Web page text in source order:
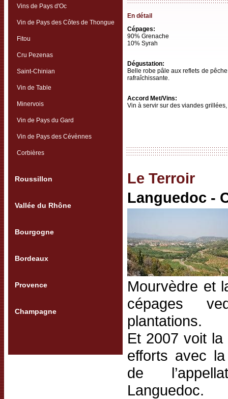
Vins de Pays d'Oc
Vin de Pays des Côtes de Thongue
Fitou
Cru Pezenas
Saint-Chinian
Vin de Table
Minervois
Vin de Pays du Gard
Vin de Pays des Cévènnes
Corbières
Roussillon
Vallée du Rhône
Bourgogne
Bordeaux
Provence
Champagne
En détail
Cépages:
90% Grenache
10% Syrah
Dégustation:
Belle robe pâle aux reflets de
rafraîchissante.
Accord Met/Vins:
Vin à servir sur des viandes
Le Terroir
Languedoc -
Mourvèdre et
cépages
plantations.
Et 2007 voit
efforts avec
de
Languedoc.